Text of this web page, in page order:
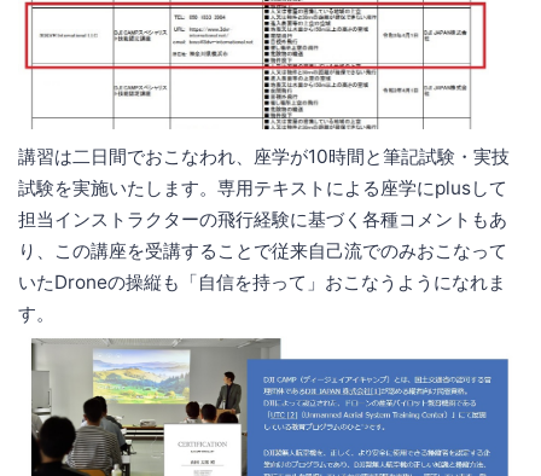
講習は二日間でおこなわれ、座学が10時間と筆記試験・実技
試験を実施いたします。専用テキストによる座学にplusして
担当インストラクターの飛行経験に基づく各種コメントもあ
り、この講座を受講することで従来自己流でのみおこなって
いたDroneの操縦も「自信を持って」おこなうようになれま
す。